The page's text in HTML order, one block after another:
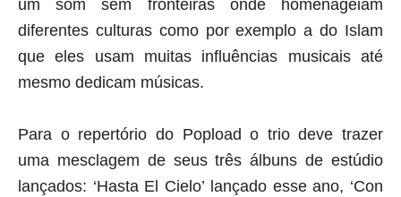
um som sem fronteiras onde homenageiam
diferentes culturas como por exemplo a do Islam
que eles usam muitas influências musicais até
mesmo dedicam músicas.
Para o repertório do Popload o trio deve trazer
uma mesclagem de seus três álbuns de estúdio
lançados: ‘Hasta El Cielo’ lançado esse ano, ‘Con